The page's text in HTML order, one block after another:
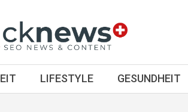
LIFESTYLE GESUNDHEIT